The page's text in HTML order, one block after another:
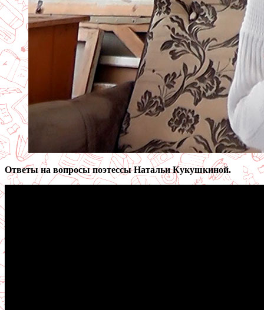
Ответы на вопросы поэтессы Натальи Кукушкиной.